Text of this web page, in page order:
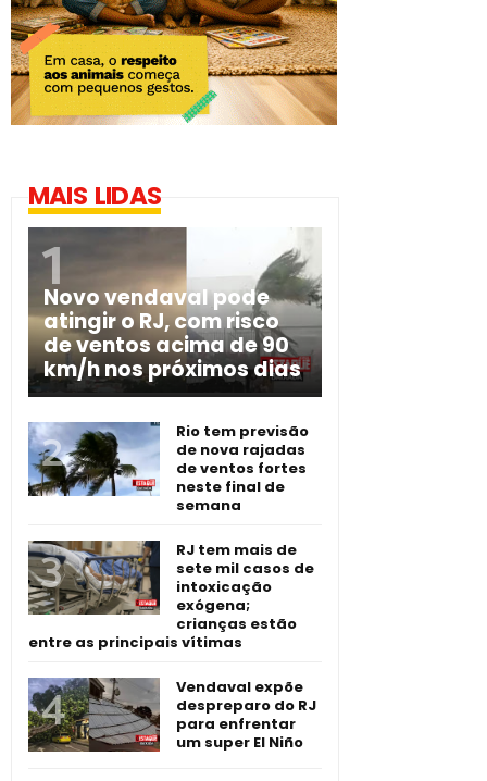
MAIS LIDAS
Novo vendaval pode
atingir o RJ, com risco
de ventos acima de 90
km/h nos próximos dias
Rio tem previsão
de nova rajadas
de ventos fortes
neste final de
semana
RJ tem mais de
sete mil casos de
intoxicação
exógena;
crianças estão
entre as principais vítimas
Vendaval expõe
despreparo do RJ
para enfrentar
um super El Niño